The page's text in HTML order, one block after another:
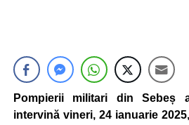
Pompierii militari din Sebeș
intervină vineri, 24 ianuarie